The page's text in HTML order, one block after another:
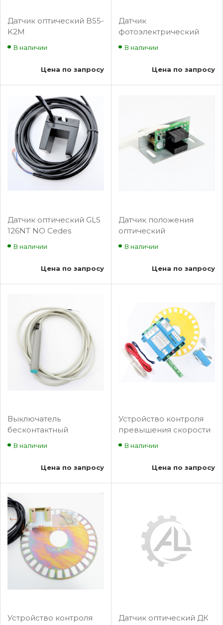
Датчик оптический BS5-
K2M
В наличии
Цена по запросу
Датчик
фотоэлектрический
12V/24V BLT-SP235
В наличии
Цена по запросу
Датчик оптический GLS
126NT NO Cedes
В наличии
Цена по запросу
Датчик положения
оптический
В наличии
Цена по запросу
Выключатель
бесконтактный
В наличии
Цена по запросу
Устройство контроля
превышения скорости
В наличии
Цена по запросу
Устройство контроля
Датчик оптический ДК